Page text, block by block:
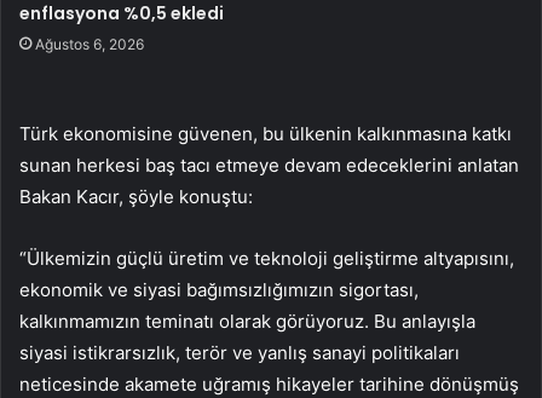
enflasyona %0,5 ekledi
Ağustos 6, 2026
Türk ekonomisine güvenen, bu ülkenin kalkınmasına katkı
sunan herkesi baş tacı etmeye devam edeceklerini anlatan
Bakan Kacır, şöyle konuştu:
“Ülkemizin güçlü üretim ve teknoloji geliştirme altyapısını,
ekonomik ve siyasi bağımsızlığımızın sigortası,
kalkınmamızın teminatı olarak görüyoruz. Bu anlayışla
siyasi istikrarsızlık, terör ve yanlış sanayi politikaları
neticesinde akamete uğramış hikayeler tarihine dönüşmüş